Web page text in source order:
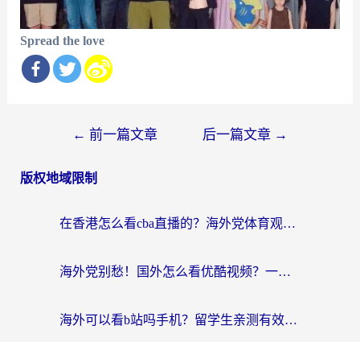
Spread the love
导
← 前一篇文章 后一篇文章 →
版权地域限制
在香港怎么看cba直播的？海外党体育观赛终极指南：告别版权限制，畅享中文解说
海外党别愁！国外怎么看优酷视频？一招解决追剧、看直播难题
海外可以看b站吗手机？留学生亲测有效的回国加速指南